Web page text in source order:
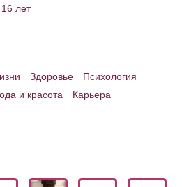
и веса ребенка
лет
Здоровье
Психология
и красота
Карьера